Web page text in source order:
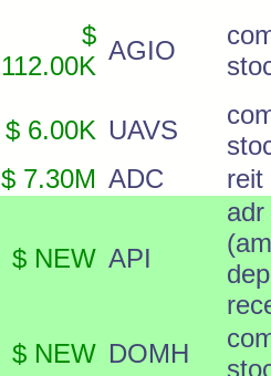
$
112.00K
AGIO
$ 6.00K UAVS
$ 7.30M ADC reit
$ NEW API
adr
$ NEW DOMH